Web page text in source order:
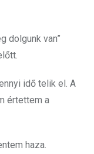
dolgunk van”
idő telik el. A
értettem a
haza.